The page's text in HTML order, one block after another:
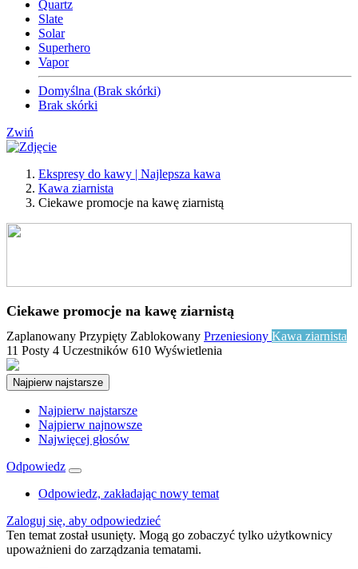
Quartz
Slate
Solar
Superhero
Vapor
Domyślna (Brak skórki)
Brak skórki
Zwiń
Ekspresy do kawy | Najlepsza kawa
Kawa ziarnista
Ciekawe promocje na kawę ziarnistą
Ciekawe promocje na kawę ziarnistą
Zaplanowany Przypięty Zablokowany Przeniesiony Kawa ziarnista
11 Posty 4 Uczestników 610 Wyświetlenia
Najpierw najstarsze
Najpierw najstarsze
Najpierw najnowsze
Najwięcej głosów
Odpowiedz
Odpowiedz, zakładając nowy temat
Zaloguj się, aby odpowiedzieć
Ten temat został usunięty. Mogą go zobaczyć tylko użytkownicy
upoważnieni do zarządzania tematami.